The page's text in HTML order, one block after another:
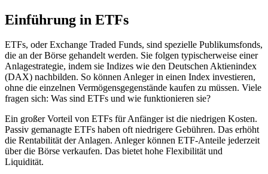
Einführung in ETFs
ETFs, oder Exchange Traded Funds, sind spezielle Publikumsfonds,
die an der Börse gehandelt werden. Sie folgen typischerweise einer
Anlagestrategie, indem sie Indizes wie den Deutschen Aktienindex
(DAX) nachbilden. So können Anleger in einen Index investieren,
ohne die einzelnen Vermögensgegenstände kaufen zu müssen. Viele
fragen sich: Was sind ETFs und wie funktionieren sie?
Ein großer Vorteil von ETFs für Anfänger ist die niedrigen Kosten.
Passiv gemanagte ETFs haben oft niedrigere Gebühren. Das erhöht
die Rentabilität der Anlagen. Anleger können ETF-Anteile jederzeit
über die Börse verkaufen. Das bietet hohe Flexibilität und
Liquidität.